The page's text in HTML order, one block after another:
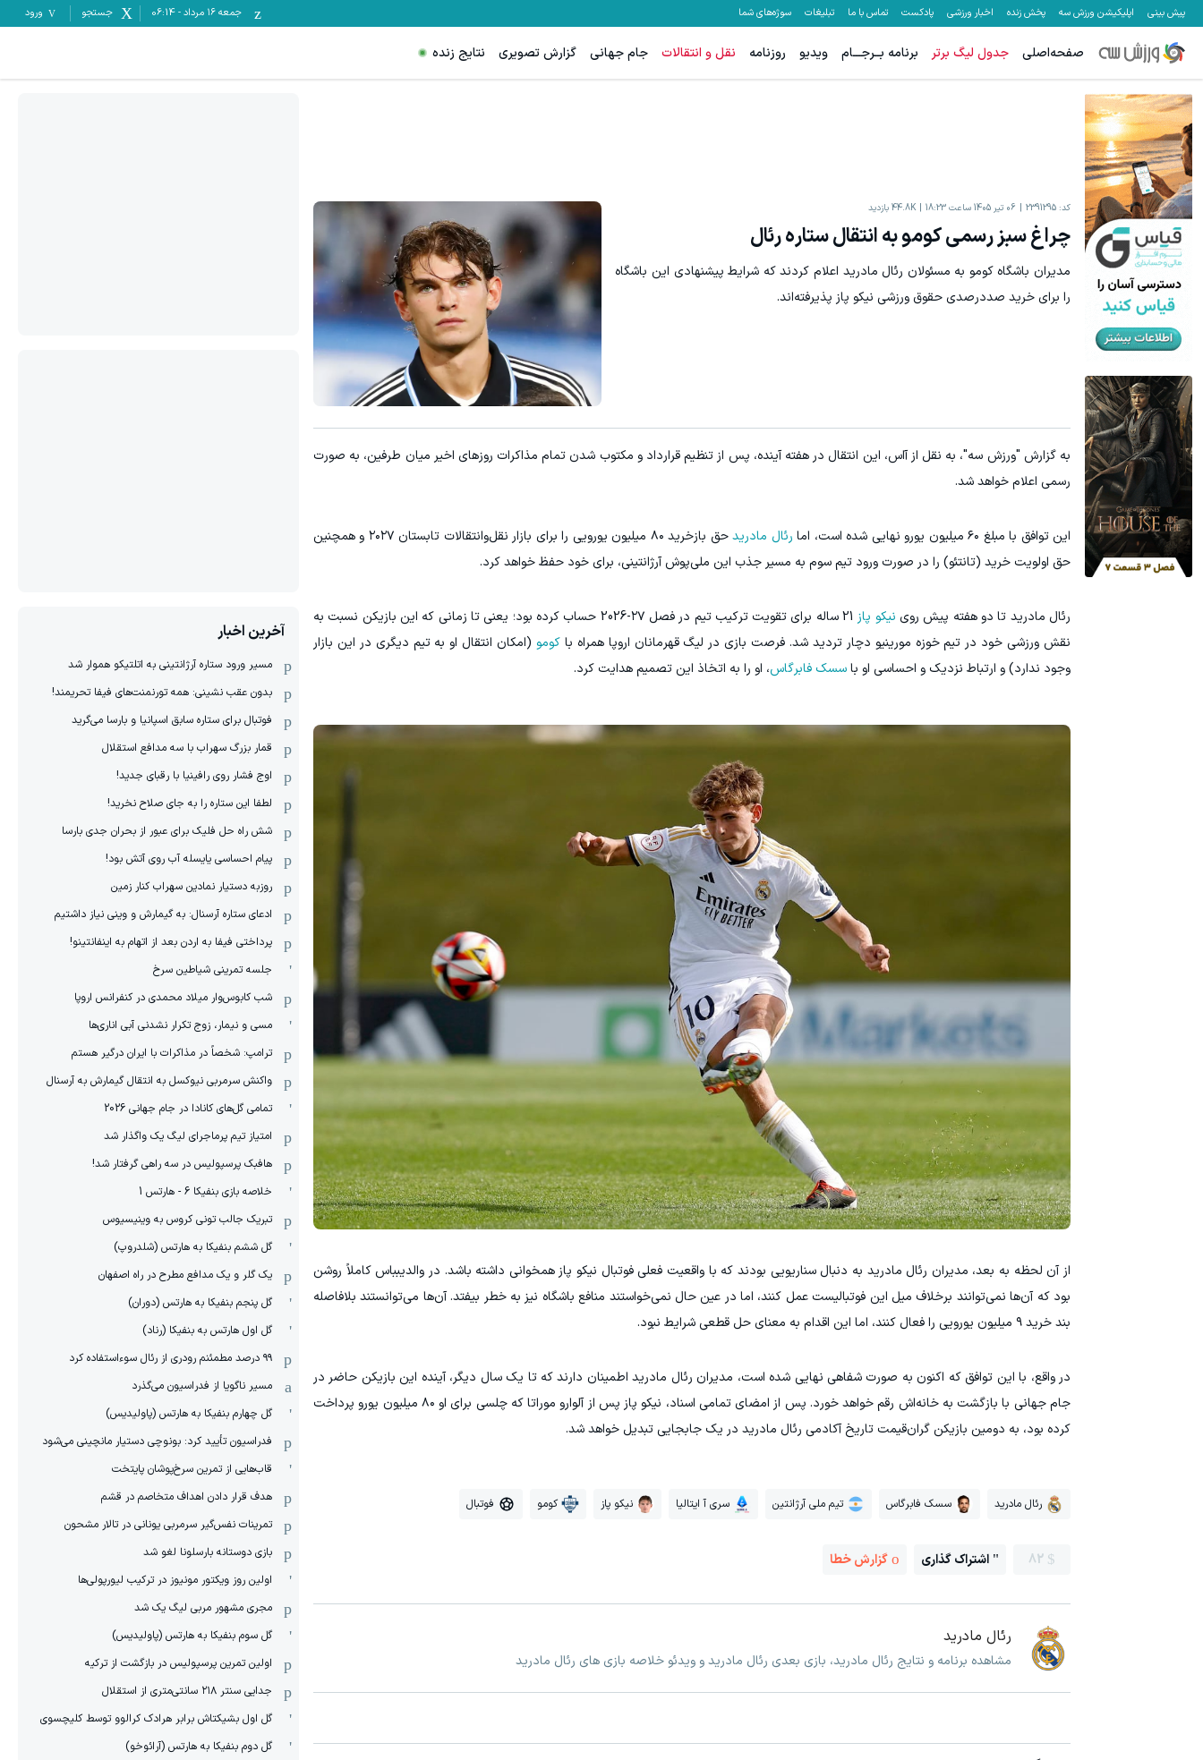
پیش بینی اپلیکیشن ورزش سه پخش زنده اخبار ورزشی پادکست تماس با ما تبلیغات سوژه‌های شما جمعه ۱۶ مرداد -
06:14 جستجو ورود
صفحه‌اصلی جدول لیگ برتر برنامه بــرجـــام ویدیو روزنامه نقل و انتقالات جام جهانی گزارش تصویری نتایج زنده
کد: 2391295 06 تیر 1405 ساعت 18:23 44.8K بازدید
چراغ سبز رسمی کومو به انتقال ستاره رئال
مدیران باشگاه کومو به مسئولان رئال مادرید اعلام کردند که شرایط پیشنهادی این باشگاه
را برای خرید صددرصدی حقوق ورزشی نیکو پاز پذیرفته‌اند.
به گزارش "ورزش سه"، به نقل از آاس، این انتقال در هفته آینده، پس از تنظیم قرارداد و مکتوب شدن تمام مذاکرات روزهای اخیر میان طرفین، به صورت
رسمی اعلام خواهد شد.
این توافق با مبلغ ۶۰ میلیون یورو نهایی شده است، اما رئال مادرید
حق بازخرید ۸۰ میلیون یورویی را برای بازار نقل‌وانتقالات تابستان ۲۰۲۷ و همچنین
حق اولویت خرید (تانتئو) را در صورت ورود تیم سوم به مسیر جذب این ملی‌پوش آرژانتینی، برای خود حفظ خواهد کرد.
رئال مادرید تا دو هفته پیش روی نیکو پاز
21 ساله برای تقویت ترکیب تیم در فصل ۲۷-2026 حساب کرده بود؛ یعنی تا زمانی که این بازیکن نسبت به
نقش ورزشی خود در تیم خوزه مورینیو دچار تردید شد. فرصت بازی در لیگ قهرمانان اروپا همراه با کومو (امکان انتقال او به تیم دیگری در این بازار
وجود ندارد) و ارتباط نزدیک و احساسی او باسسک فابرگاس، او را به اتخاذ این تصمیم هدایت کرد.
از آن لحظه به بعد، مدیران رئال مادرید به دنبال سناریویی بودند که با واقعیت فعلی فوتبال نیکو پاز همخوانی داشته باشد. در والدیبباس کاملاً روشن
بود که آن‌ها نمی‌توانند برخلاف میل این فوتبالیست عمل کنند، اما در عین حال نمی‌خواستند منافع باشگاه نیز به خطر بیفتد. آن‌ها می‌توانستند بلافاصله
بند خرید ۹ میلیون یورویی را فعال کنند، اما این اقدام به معنای حل قطعی شرایط نبود.
در واقع، با این توافق که اکنون به صورت شفاهی نهایی شده است، مدیران رئال مادرید اطمینان دارند که تا یک سال دیگر، آینده این بازیکن حاضر در
جام جهانی با بازگشت به خانه‌اش رقم خواهد خورد. پس از امضای تمامی اسناد، نیکو پاز پس از آلوارو موراتا که چلسی برای او ۸۰ میلیون یورو پرداخت
کرده بود، به دومین بازیکن گران‌قیمت تاریخ آکادمی رئال مادرید در یک جابجایی تبدیل خواهد شد.
رئال مادرید سسک فابرگاس تیم ملی آرژانتین سری آ ایتالیا نیکو پاز کومو فوتبال
82 اشتراک گذاری گزارش خطا
رئال مادرید
مشاهده برنامه و نتایج رئال مادرید، بازی بعدی رئال مادرید و ویدئو خلاصه بازی های رئال مادرید
آخرین اخبار
مسیر ورود ستاره آرژانتینی به اتلتیکو هموار شد
بدون عقب نشینی: همه تورنمنت‌های فیفا تحریمند!
فوتبال برای ستاره سابق اسپانیا و بارسا می‌گرید
قمار بزرگ سهراب با سه مدافع استقلال
اوج فشار روی رافینیا با رقبای جدید!
لطفا این ستاره را به جای صلاح نخرید!
شش راه حل فلیک برای عبور از بحران جدی بارسا
پیام احساسی یایسله آب روی آتش بود!
روزبه دستیار نمادین سهراب کنار زمین
ادعای ستاره آرسنال: به گیمارش و وینی نیاز داشتیم
پرداختی فیفا به اردن بعد از اتهام به اینفانتینو!
جلسه تمرینی شیاطین سرخ
شب کابوس‌وار میلاد محمدی در کنفرانس اروپا
مسی و نیمار، زوج تکرار نشدنی آبی اناری‌ها
ترامپ: شخصاً در مذاکرات با ایران درگیر هستم
واکنش سرمربی نیوکسل به انتقال گیمارش به آرسنال
تمامی گل‌های کانادا در جام جهانی 2026
امتیاز تیم پرماجرای لیگ یک واگذار شد
هافبک پرسپولیس در سه راهی گرفتار شد!
خلاصه بازی بنفیکا 6 - هارتس 1
تبریک جالب تونی کروس به وینیسیوس
گل ششم بنفیکا به هارتس (شلدروپ)
یک گلر و یک مدافع مطرح در راه اصفهان
گل پنجم بنفیکا به هارتس (دوران)
گل اول هارتس به بنفیکا (رناد)
۹۹ درصد مطمئنم رودری از رئال سوءاستفاده کرد
مسیر ناگویا از فدراسیون می‌گذرد
گل چهارم بنفیکا به هارتس (پاولیدیس)
فدراسیون تأیید کرد: بونوچی دستیار مانچینی می‌شود
قاب‌هایی از تمرین سرخ‌پوشان پایتخت
هدف قرار دادن اهداف متخاصم در قشم
‏تمرینات نفس‌گیر سرمربی یونانی در تالار مشحون
بازی دوستانه بارسلونا لغو شد
اولین روز ویکتور مونیوز در ترکیب لیورپولی‌ها
مجری مشهور مربی لیگ یک شد
گل سوم بنفیکا به هارتس (پاولیدیس)
اولین تمرین پرسپولیس در بازگشت از ترکیه
جدایی سنتر ۲۱۸ سانتی‌متری از استقلال
گل اول بشیکتاش برابر هرادک کرالوو توسط کلیچسوی
گل دوم بنفیکا به هارتس (آرائوخو)